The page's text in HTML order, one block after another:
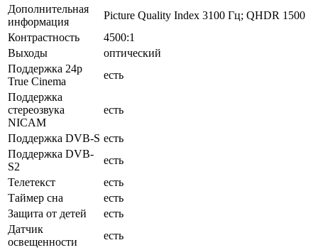
Дополнительная
информация
Picture Quality Index 3100 Гц; QHDR 1500
Контрастность
4500:1
Выходы
оптический
Поддержка 24p
True Cinema
есть
Поддержка
стереозвука
NICAM
есть
Поддержка DVB-S есть
Поддержка DVB-
S2
есть
Телетекст
есть
Таймер сна
есть
Защита от детей
есть
Датчик
освещенности
есть